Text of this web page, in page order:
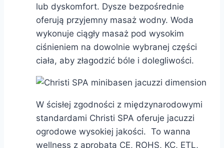
lub dyskomfort. Dysze bezpośrednie
oferują przyjemny masaż wodny. Woda
wykonuje ciągły masaż pod wysokim
ciśnieniem na dowolnie wybranej części
ciała, aby złagodzić bóle i dolegliwości.
W ścisłej zgodności z międzynarodowymi
standardami Christi SPA oferuje jacuzzi
ogrodowe wysokiej jakości. To wanna
wellness z aprobatą CE, ROHS, KC, ETL,